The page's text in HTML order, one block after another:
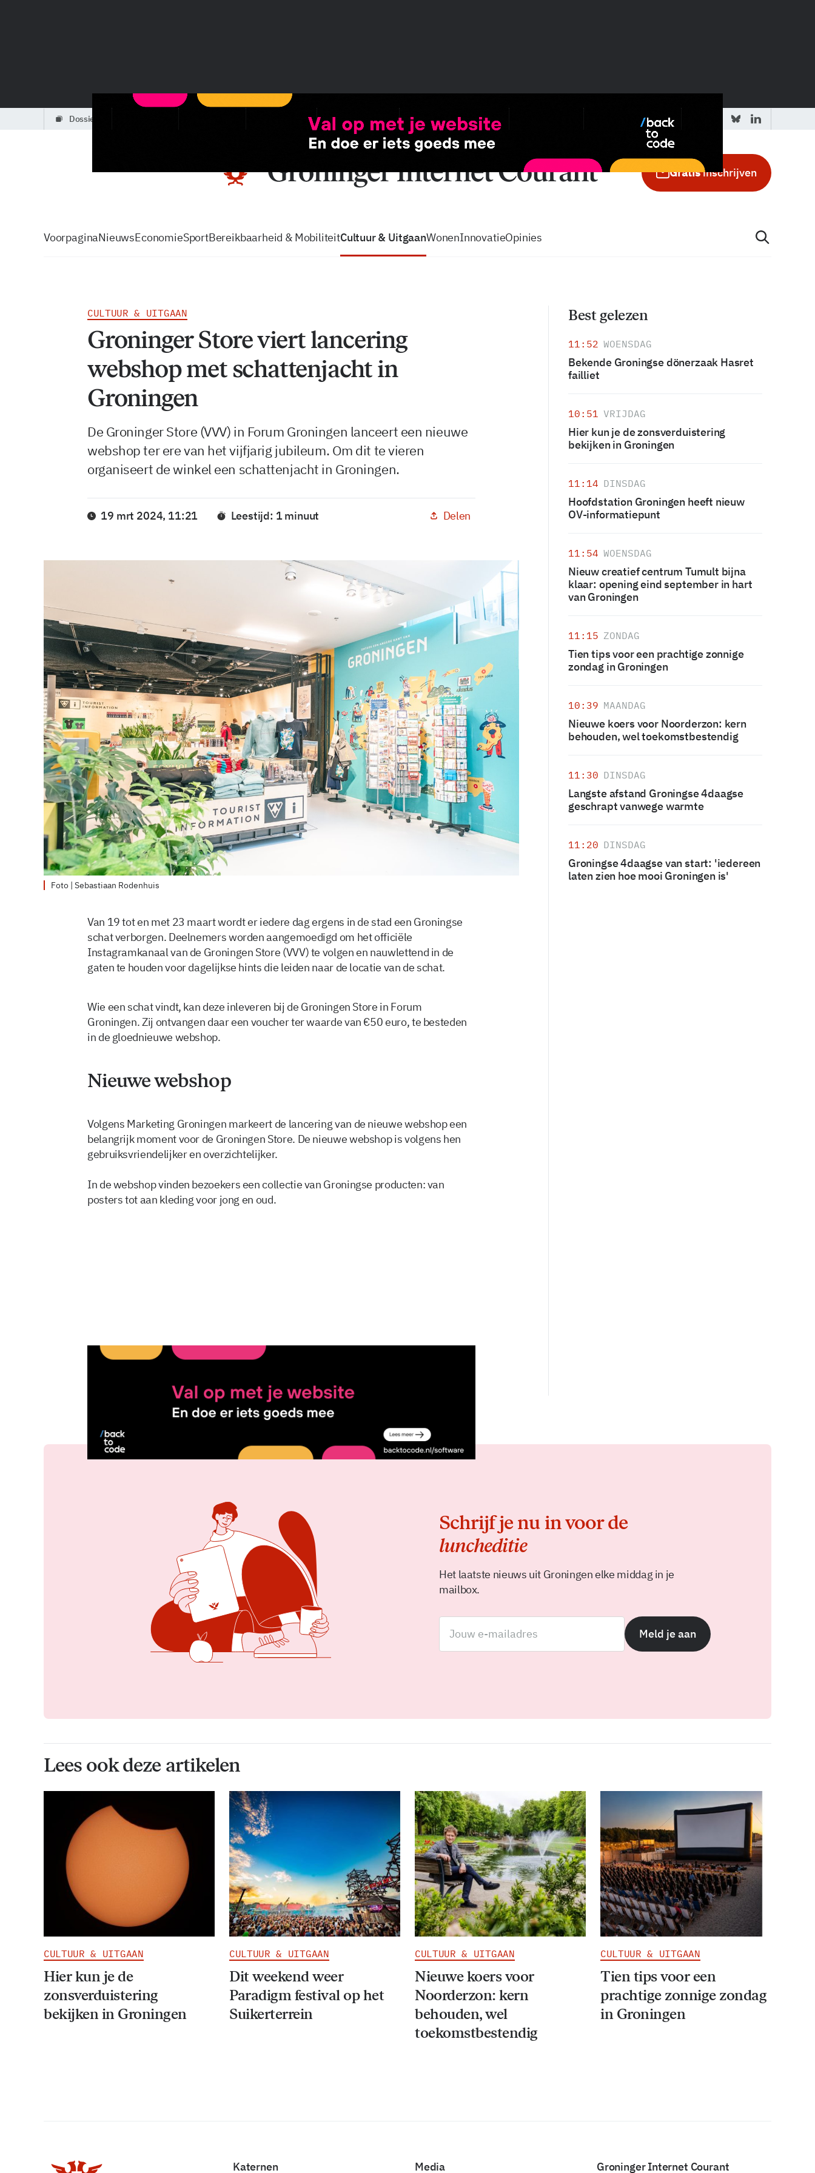
dossiers zo volg je de GIC Adverteren in de GIC
Gratisinschrijven
VoorpaginaNieuwsEconomieSportBereikbaarheid & MobiliteitCultuur & UitgaanWonenInnovatieOpinies
CULTUUR & UITGAAN
Groninger Store viert lancering
webshop met schattenjacht in
Groningen
De Groninger Store (VVV) in Forum Groningen lanceert een nieuwe
webshop ter ere van het vijfjarig jubileum. Om dit te vieren
organiseert de winkel een schattenjacht in Groningen.
19 mrt 2024, 11:21 Leestijd: 1 minuut Delen
Foto | Sebastiaan Rodenhuis
Van 19 tot en met 23 maart wordt er iedere dag ergens in de stad een Groningse
schat verborgen. Deelnemers worden aangemoedigd om het officiële
Instagramkanaal van de Groningen Store (VVV) te volgen en nauwlettend in de
gaten te houden voor dagelijkse hints die leiden naar de locatie van de schat.
Wie een schat vindt, kan deze inleveren bij de Groningen Store in Forum
Groningen. Zij ontvangen daar een voucher ter waarde van €50 euro, te besteden
in de gloednieuwe webshop.
Nieuwe webshop
Volgens Marketing Groningen markeert de lancering van de nieuwe webshop een
belangrijk moment voor de Groningen Store. De nieuwe webshop is volgens hen
gebruiksvriendelijker en overzichtelijker.
In de webshop vinden bezoekers een collectie van Groningse producten: van
posters tot aan kleding voor jong en oud.
19 mrt 2024, 11:21
Best gelezen
11:52 WOENSDAG
Bekende Groningse dönerzaak Hasret
failliet
10:51 VRIJDAG
Hier kun je de zonsverduistering
bekijken in Groningen
11:14 DINSDAG
Hoofdstation Groningen heeft nieuw
OV-informatiepunt
11:54 WOENSDAG
Nieuw creatief centrum Tumult bijna
klaar: opening eind september in hart
van Groningen
11:15 ZONDAG
Tien tips voor een prachtige zonnige
zondag in Groningen
10:39 MAANDAG
Nieuwe koers voor Noorderzon: kern
behouden, wel toekomstbestendig
11:30 DINSDAG
Langste afstand Groningse 4daagse
geschrapt vanwege warmte
11:20 DINSDAG
Groningse 4daagse van start: 'iedereen
laten zien hoe mooi Groningen is'
Schrijf je nu in voor de
luncheditie
Het laatste nieuws uit Groningen elke middag in je
mailbox.
Meld je aan
Lees ook deze artikelen
CULTUUR & UITGAAN
Hier kun je de
zonsverduistering
bekijken in Groningen
CULTUUR & UITGAAN
Dit weekend weer
Paradigm festival op het
Suikerterrein
CULTUUR & UITGAAN
Nieuwe koers voor
Noorderzon: kern
behouden, wel
toekomstbestendig
CULTUUR & UITGAAN
Tien tips voor een
prachtige zonnige zondag
in Groningen
Katernen Media Groninger Internet Courant